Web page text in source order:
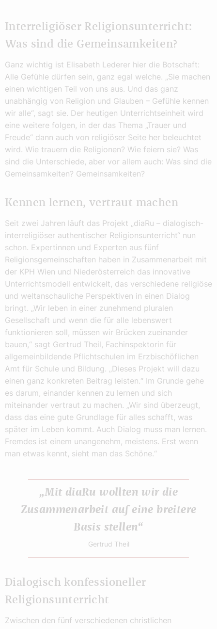
Interreligiöser Religionsunterricht:
Was sind die Gemeinsamkeiten?
Ganz wichtig ist Elisabeth Lederer hier die Botschaft:
Alle Gefühle dürfen sein, ganz egal welche. „Sie machen
einen wichtigen Teil von uns aus. Und das ganz
unabhängig von Religion und Glauben – Gefühle kennen
wir alle“, sagt sie. Der heutigen Unterrichtseinheit wird
eine weitere folgen, in der das Thema „Trauer und
Freude“ dann auch von religiöser Seite her beleuchtet
wird. Wie trauern die Religionen? Wie feiern sie? Was
sind die Unterschiede, aber vor allem auch: Was sind die
Gemeinsamkeiten? Gemeinsamkeiten?
Kennen lernen, vertraut machen
Seit zwei Jahren läuft das Projekt „diaRu – dialogisch-
interreligiöser authentischer Religionsunterricht“ nun
schon. Expertinnen und Experten aus fünf
Religionsgemeinschaften haben in Zusammenarbeit mit
der KPH Wien und Niederösterreich das innovative
Unterrichtsmodell entwickelt, das verschiedene religiöse
und weltanschauliche Perspektiven in einen Dialog
bringt. „Wir leben in einer zunehmend pluralen
Gesellschaft und wenn die für alle lebenswert
funktionieren soll, müssen wir Brücken zueinander
bauen,“ sagt Gertrud Theil, Fachinspektorin für
allgemeinbildende Pflichtschulen im Erzbischöflichen
Amt für Schule und Bildung. „Dieses Projekt will dazu
einen ganz konkreten Beitrag leisten.“ Im Grunde gehe
es darum, einander kennen zu lernen und sich
miteinander vertraut zu machen. „Wir sind überzeugt,
dass das eine gute Grundlage für alles schafft, was
später im Leben kommt. Auch Dialog muss man lernen.
Fremdes ist einem unangenehm, meistens. Erst wenn
man etwas kennt, sieht man das Schöne.“
„Mit diaRu wollten wir die
Zusammenarbeit auf eine breitere
Basis stellen“
Gertrud Theil
Dialogisch konfessioneller
Religionsunterricht
Zwischen den fünf verschiedenen christlichen